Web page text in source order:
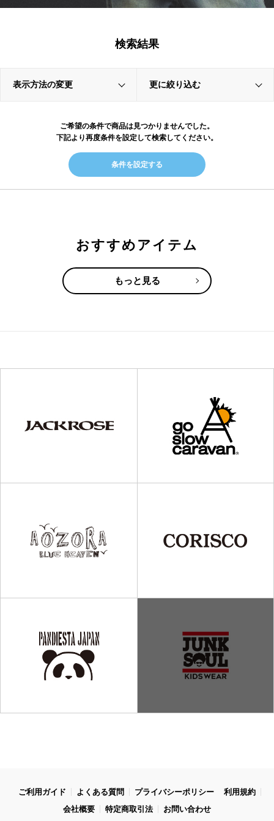
検索結果
表示方法の変更 更に絞り込む
ご希望の条件で商品は見つかりませんでした。
下記より再度条件を設定して検索してください。
条件を設定する
おすすめアイテム
もっと見る
ご利用ガイド よくある質問 プライバシーポリシー
利用規約
会社概要
特定商取引法 お問い合わせ